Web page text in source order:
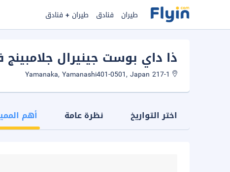
طيران فنادق طيران + فنادق
ذا داي بوست جينيرال جلامبينج
اختر التواريخ نظرة عامة أهم